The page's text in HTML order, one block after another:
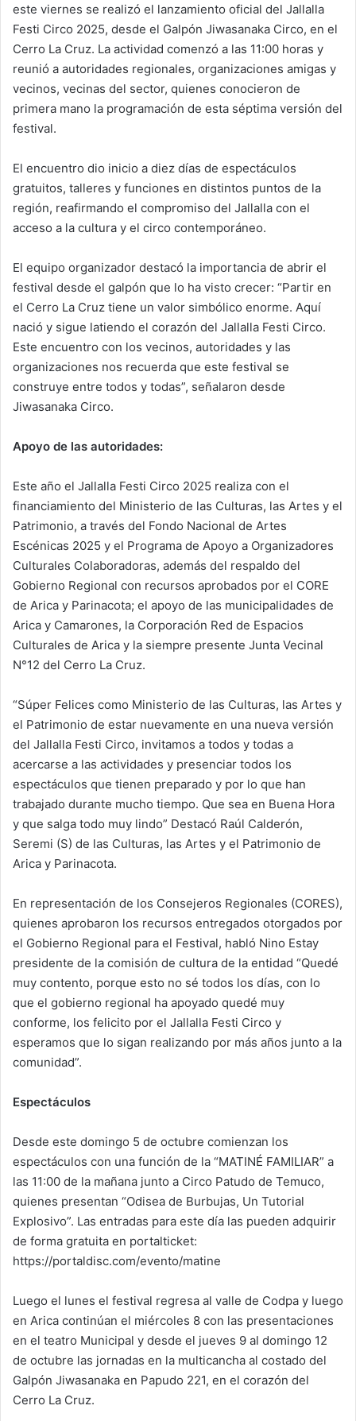
este viernes se realizó el lanzamiento oficial del Jallalla
Festi Circo 2025, desde el Galpón Jiwasanaka Circo, en el
Cerro La Cruz. La actividad comenzó a las 11:00 horas y
reunió a autoridades regionales, organizaciones amigas y
vecinos, vecinas del sector, quienes conocieron de
primera mano la programación de esta séptima versión del
festival.
El encuentro dio inicio a diez días de espectáculos
gratuitos, talleres y funciones en distintos puntos de la
región, reafirmando el compromiso del Jallalla con el
acceso a la cultura y el circo contemporáneo.
El equipo organizador destacó la importancia de abrir el
festival desde el galpón que lo ha visto crecer: “Partir en
el Cerro La Cruz tiene un valor simbólico enorme. Aquí
nació y sigue latiendo el corazón del Jallalla Festi Circo.
Este encuentro con los vecinos, autoridades y las
organizaciones nos recuerda que este festival se
construye entre todos y todas”, señalaron desde
Jiwasanaka Circo.
Apoyo de las autoridades:
Este año el Jallalla Festi Circo 2025 realiza con el
financiamiento del Ministerio de las Culturas, las Artes y el
Patrimonio, a través del Fondo Nacional de Artes
Escénicas 2025 y el Programa de Apoyo a Organizadores
Culturales Colaboradoras, además del respaldo del
Gobierno Regional con recursos aprobados por el CORE
de Arica y Parinacota; el apoyo de las municipalidades de
Arica y Camarones, la Corporación Red de Espacios
Culturales de Arica y la siempre presente Junta Vecinal
N°12 del Cerro La Cruz.
“Súper Felices como Ministerio de las Culturas, las Artes y
el Patrimonio de estar nuevamente en una nueva versión
del Jallalla Festi Circo, invitamos a todos y todas a
acercarse a las actividades y presenciar todos los
espectáculos que tienen preparado y por lo que han
trabajado durante mucho tiempo. Que sea en Buena Hora
y que salga todo muy lindo” Destacó Raúl Calderón,
Seremi (S) de las Culturas, las Artes y el Patrimonio de
Arica y Parinacota.
En representación de los Consejeros Regionales (CORES),
quienes aprobaron los recursos entregados otorgados por
el Gobierno Regional para el Festival, habló Nino Estay
presidente de la comisión de cultura de la entidad “Quedé
muy contento, porque esto no sé todos los días, con lo
que el gobierno regional ha apoyado quedé muy
conforme, los felicito por el Jallalla Festi Circo y
esperamos que lo sigan realizando por más años junto a la
comunidad”.
Espectáculos
Desde este domingo 5 de octubre comienzan los
espectáculos con una función de la “MATINÉ FAMILIAR” a
las 11:00 de la mañana junto a Circo Patudo de Temuco,
quienes presentan “Odisea de Burbujas, Un Tutorial
Explosivo”. Las entradas para este día las pueden adquirir
de forma gratuita en portalticket:
https://portaldisc.com/evento/matine
Luego el lunes el festival regresa al valle de Codpa y luego
en Arica continúan el miércoles 8 con las presentaciones
en el teatro Municipal y desde el jueves 9 al domingo 12
de octubre las jornadas en la multicancha al costado del
Galpón Jiwasanaka en Papudo 221, en el corazón del
Cerro La Cruz.